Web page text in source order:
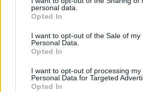
grant or deny consent to Google and
use your data for below specified
consent section.
personal data.
Opted In
I want to opt-out of the Sale of my
Personal Data.
Opted In
I want to opt-out of processing my
Personal Data for Targeted
Opted In
Πιο δημοφιλή
Έφυγαν οι συνεργάτες,
Καρυστιανού - Η επόμενη
«Ελπίδα για τη
Σαμοθράκη: «Μαμά
ξαναδώ;» – Τα πρώτα
που έπεσε σε κανάλι με